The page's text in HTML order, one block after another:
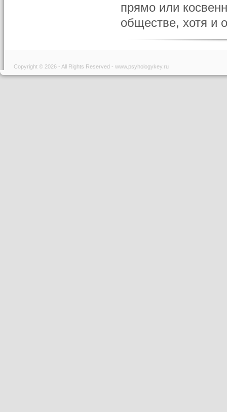
прямо или
обществе, хотя и
Copyright © 2026 - All Rights Reserved - www.psyhologykey.ru